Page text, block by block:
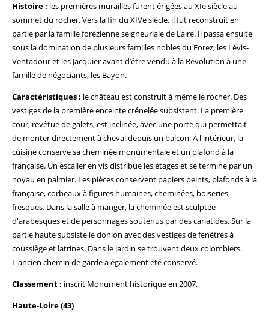
Histoire : les premières murailles furent érigées au XIe siècle au
sommet du rocher. Vers la fin du XIVe siècle, il fut reconstruit en
partie par la famille forézienne seigneuriale de Laire. Il passa ensuite
sous la domination de plusieurs familles nobles du Forez, les Lévis-
Ventadour et les Jacquier avant d’être vendu à la Révolution à une
famille de négociants, les Bayon.
Caractéristiques : le château est construit à même le rocher. Des
vestiges de la première enceinte crénelée subsistent. La première
cour, revêtue de galets, est inclinée, avec une porte qui permettait
de monter directement à cheval depuis un balcon. À l'intérieur, la
cuisine conserve sa cheminée monumentale et un plafond à la
française. Un escalier en vis distribue les étages et se termine par un
noyau en palmier. Les pièces conservent papiers peints, plafonds à la
française, corbeaux à figures humaines, cheminées, boiseries,
fresques. Dans la salle à manger, la cheminée est sculptée
d'arabesques et de personnages soutenus par des cariatides. Sur la
partie haute subsiste le donjon avec des vestiges de fenêtres à
coussiège et latrines. Dans le jardin se trouvent deux colombiers.
L'ancien chemin de garde a également été conservé.
Classement : inscrit Monument historique en 2007.
Haute-Loire (43)